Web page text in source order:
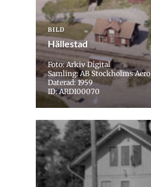
BILD
Hällestad
Foto: Arkiv Digital
Samling: AB Stockholms Aero
Daterad: 1959
ID: ARDI00070